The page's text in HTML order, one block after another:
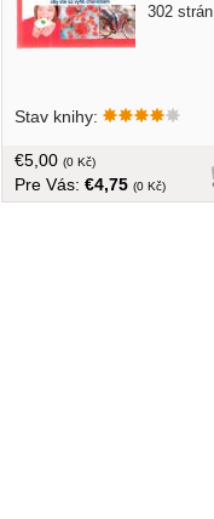
302 strán
Stav knihy:
€5,00 (0 Kč)
Pre Vás: €4,75 (0 Kč)